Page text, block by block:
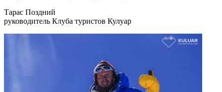
Тарас Поздний
руководитель Клуба туристов Кулуар